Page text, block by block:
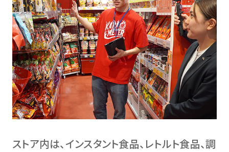
ストア内は、インスタント食品、レトルト食品、調